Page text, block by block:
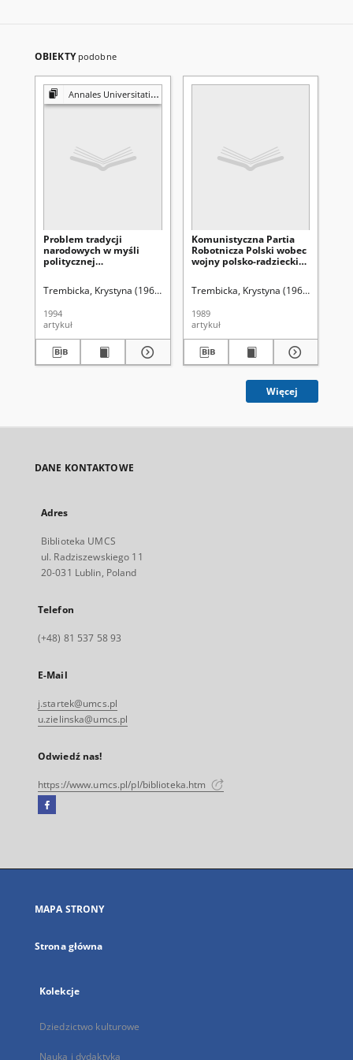
OBIEKTY podobne
Annales Universitatis Mariae Curie-Skłodowska. Sectio K, Politologia
Problem tradycji
narodowych w myśli
politycznej
międzywojennym
Trembicka, Krystyna (1960-) Uniwersytet Marii Curie-Skłodowskiej
1994
artykuł
Komunistyczna Partia
Robotnicza Polski wobec
wojny polsko-radzieckiej
Trembicka, Krystyna (1960- )
1989
artykuł
Więcej
DANE KONTAKTOWE
Adres
Biblioteka UMCS
ul. Radziszewskiego 11
20-031 Lublin, Poland
Telefon
(+48) 81 537 58 93
E-Mail
j.startek@umcs.pl
u.zielinska@umcs.pl
Odwiedź nas!
https://www.umcs.pl/pl/biblioteka.htm
Facebook
się
karcie
MAPA STRONY
Strona główna
Kolekcje
Dziedzictwo kulturowe
Nauka i dydaktyka